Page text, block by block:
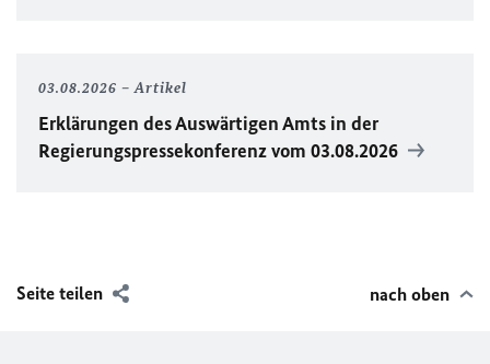
03.08.2026 Artikel
Erklärungen des Auswärtigen Amts in der
Regierungspressekonferenz vom 03.08.2026
Seite teilen nach oben